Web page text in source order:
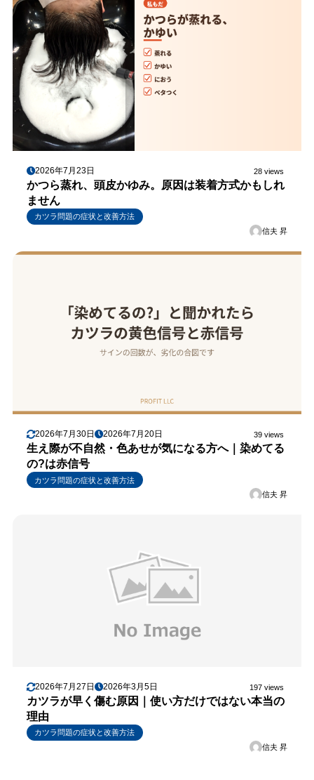
2026年7月23日 28 views
かつら蒸れ、頭皮かゆみ。原因は装着方式かもしれ
ません
カツラ問題の症状と改善方法
信夫 昇
2026年7月30日 2026年7月20日 39 views
生え際が不自然・色あせが気になる方へ｜染めてる
の?は赤信号
カツラ問題の症状と改善方法
信夫 昇
2026年7月27日 2026年3月5日 197 views
カツラが早く傷む原因｜使い方だけではない本当の
理由
カツラ問題の症状と改善方法
信夫 昇